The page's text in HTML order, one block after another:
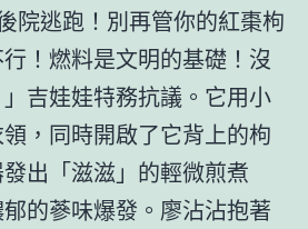
院逃跑！別再管你的紅棗枸
！燃料是文明的基礎！沒
吉娃娃特務抗議。它用小
，同時開啟了它背上的枸
出「滋滋」的輕微煎煮
的蔘味爆發。廖沾沾抱著